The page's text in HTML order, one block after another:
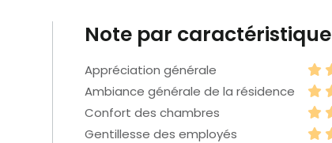
Note par caractéristique
Appréciation générale
Ambiance générale de la résidence
Confort des chambres
Gentillesse des employés